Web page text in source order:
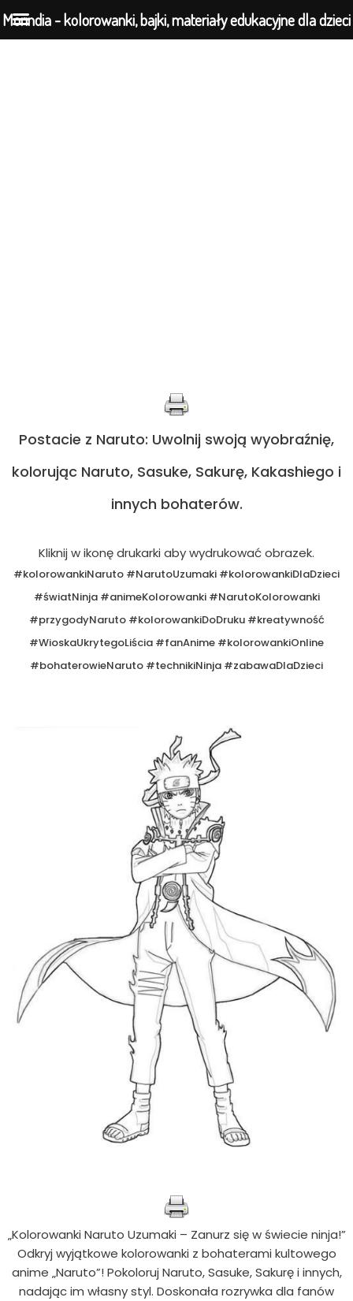
Postacie z Naruto: Uwolnij swoją wyobraźnię,
kolorując Naruto, Sasuke, Sakurę, Kakashiego i
innych bohaterów.
Kliknij w ikonę drukarki aby wydrukować obrazek.
#kolorowankiNaruto #NarutoUzumaki #kolorowankiDlaDzieci
#światNinja #animeKolorowanki #NarutoKolorowanki
#przygodyNaruto #kolorowankiDoDruku #kreatywność
#WioskaUkrytegoLiścia #fanAnime #kolorowankiOnline
#bohaterowieNaruto #technikiNinja #zabawaDlaDzieci
„Kolorowanki Naruto Uzumaki – Zanurz się w świecie ninja!”
Odkryj wyjątkowe kolorowanki z bohaterami kultowego
anime „Naruto”! Pokoloruj Naruto, Sasuke, Sakurę i innych,
nadając im własny styl. Doskonała rozrywka dla fanów
Morindia - kolorowanki, bajki, materiały edukacyjne dla dzieci